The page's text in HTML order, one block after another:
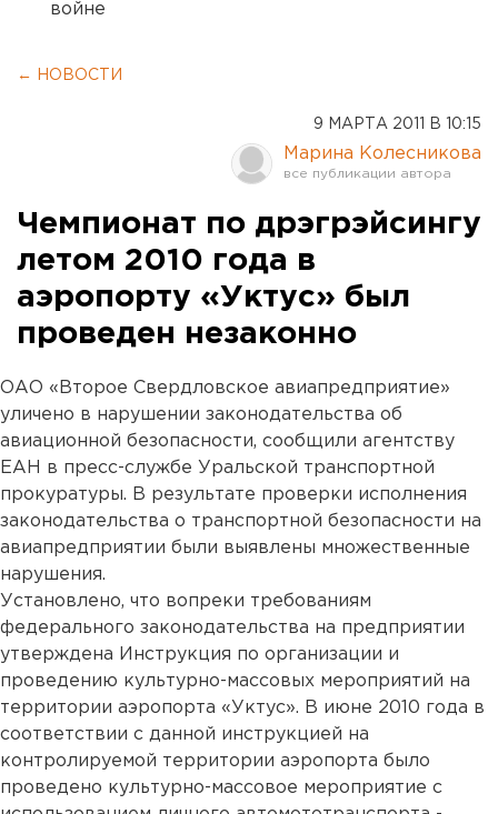
войне
← НОВОСТИ
9 МАРТА 2011 В 10:15
Марина Колесникова
Чемпионат по дрэгрэйсингу
летом 2010 года в
аэропорту «Уктус» был
проведен незаконно
ОАО «Второе Свердловское авиапредприятие»
уличено в нарушении законодательства об
авиационной безопасности, сообщили агентству
ЕАН в пресс-службе Уральской транспортной
прокуратуры. В результате проверки исполнения
законодательства о транспортной безопасности на
авиапредприятии были выявлены множественные
нарушения.
Установлено, что вопреки требованиям
федерального законодательства на предприятии
утверждена Инструкция по организации и
проведению культурно-массовых мероприятий на
территории аэропорта «Уктус». В июне 2010 года в
соответствии с данной инструкцией на
контролируемой территории аэропорта было
проведено культурно-массовое мероприятие с